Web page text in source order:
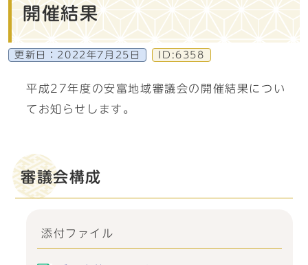
開催結果
更新日： 2022年7月25日 ID:6358
平成27年度の安富地域審議会の開催結果につい
てお知らせします。
審議会構成
添付ファイル